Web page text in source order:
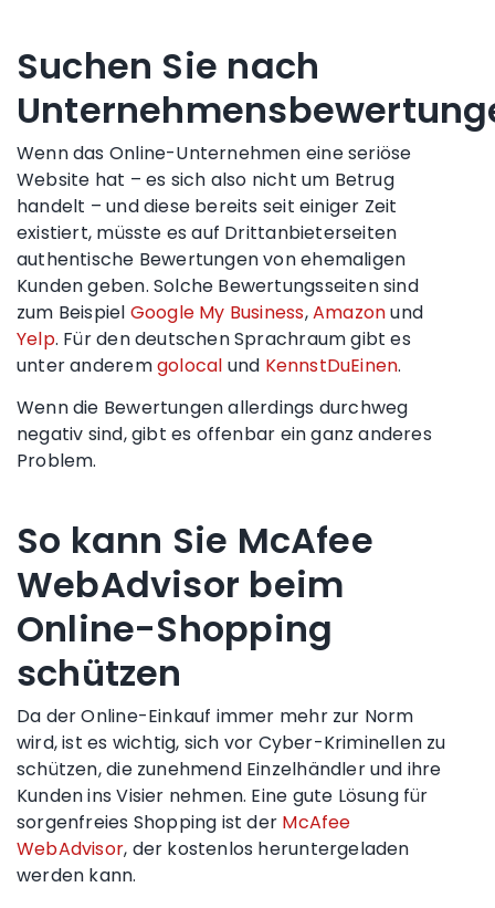
Suchen Sie nach
Wenn das Online-Unternehmen eine seriöse
Website hat – es sich also nicht um Betrug
handelt – und diese bereits seit einiger Zeit
existiert, müsste es auf Drittanbieterseiten
authentische Bewertungen von ehemaligen
Kunden geben. Solche Bewertungsseiten sind
zum Beispiel Google My Business,Amazonund
Yelp. Für den deutschen Sprachraum gibt es
unter anderemgolocal und KennstDuEinen.
Wenn die Bewertungen allerdings durchweg
negativ sind, gibt es offenbar ein ganz anderes
Problem.
So kann Sie McAfee
WebAdvisor beim
Online-Shopping
schützen
Da der Online-Einkauf immer mehr zur Norm
wird, ist es wichtig, sich vor Cyber-Kriminellen zu
schützen, die zunehmend Einzelhändler und ihre
Kunden ins Visier nehmen. Eine gute Lösung für
sorgenfreies Shopping ist der McAfee
WebAdvisor, der kostenlos heruntergeladen
werden kann.